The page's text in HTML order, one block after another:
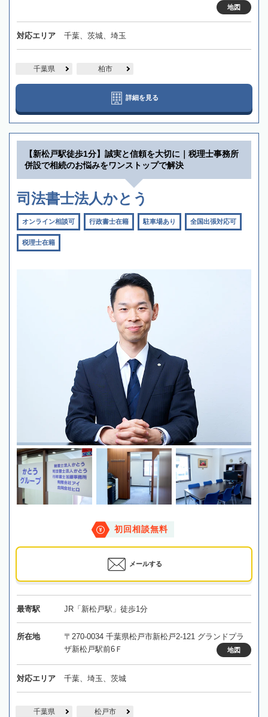
地図
対応エリア 千葉、茨城、埼玉
千葉県 柏市
詳細を見る
【新松戸駅徒歩1分】誠実と信頼を大切に｜税理士事務所
併設で相続のお悩みをワンストップで解決
司法書士法人かとう
オンライン相談可 行政書士在籍 駐車場あり 全国出張対応可
税理士在籍
初回相談無料
メールする
最寄駅 JR「新松戸駅」徒歩1分
所在地
〒270-0034 千葉県松戸市新松戸2-121 グランドプラ
ザ新松戸駅前6Ｆ
地図
対応エリア 千葉、埼玉、茨城
千葉県 松戸市